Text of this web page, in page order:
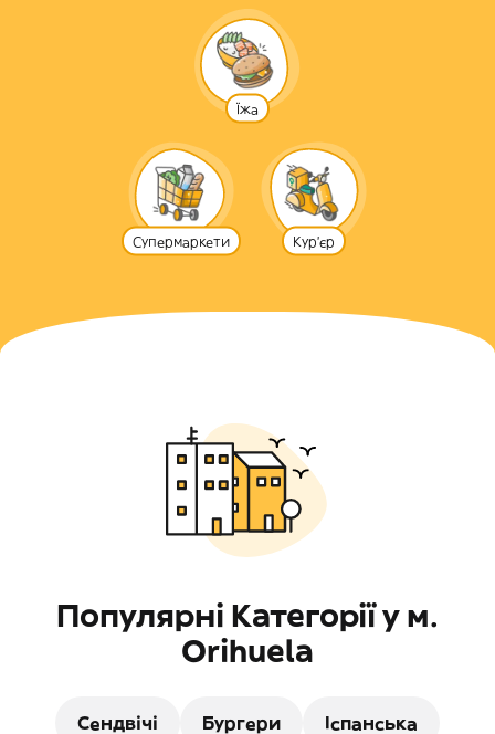
Їжа
Супермаркети Кур'єр
Популярні Категорії у м.
Orihuela
Сендвічі Бургери Іспанська